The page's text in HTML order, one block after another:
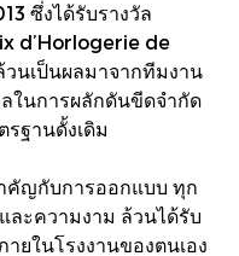
ซึ่งได้รับรางวัล
d’Horlogerie de
นเป็นผลมาจากทีมงาน
ในการผลักดันขีดจำกัด
ฐานดั้งเดิม
คัญกับการออกแบบ ทุก
ละความงาม ล้วนได้รับ
ยในโรงงานของตนเอง